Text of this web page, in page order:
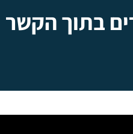
בתוך הקשר